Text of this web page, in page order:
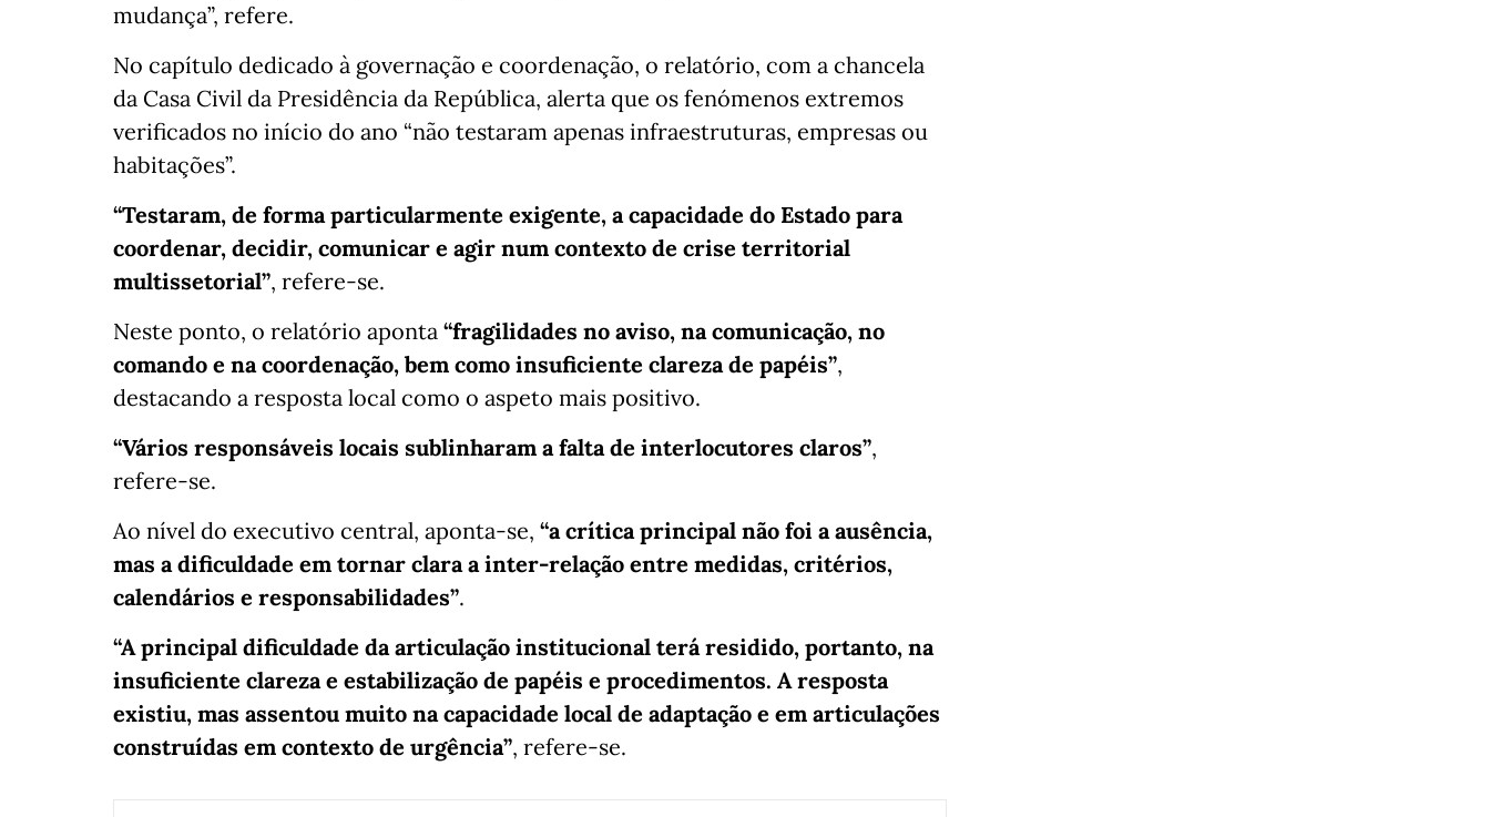
mudança”, refere.
No capítulo dedicado à governação e coordenação, o relatório, com a chancela
da Casa Civil da Presidência da República, alerta que os fenómenos extremos
verificados no início do ano “não testaram apenas infraestruturas, empresas ou
habitações”.
“Testaram, de forma particularmente exigente, a capacidade do Estado para
coordenar, decidir, comunicar e agir num contexto de crise territorial
multissetorial”, refere-se.
Neste ponto, o relatório aponta “fragilidades no aviso, na comunicação, no
comando e na coordenação, bem como insuficiente clareza de papéis”,
destacando a resposta local como o aspeto mais positivo.
“Vários responsáveis locais sublinharam a falta de interlocutores claros”,
refere-se.
Ao nível do executivo central, aponta-se, “a crítica principal não foi a ausência,
mas a dificuldade em tornar clara a inter-relação entre medidas, critérios,
calendários e responsabilidades”.
“A principal dificuldade da articulação institucional terá residido, portanto, na
insuficiente clareza e estabilização de papéis e procedimentos. A resposta
existiu, mas assentou muito na capacidade local de adaptação e em articulações
construídas em contexto de urgência”, refere-se.